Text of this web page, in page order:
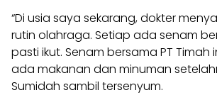
“Di usia saya sekarang, dokter
rutin olahraga. Setiap ada senam
pasti ikut. Senam bersama PT Timah
ada makanan dan minuman
Sumidah sambil tersenyum.